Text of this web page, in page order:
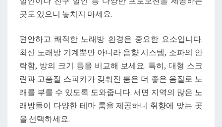
곳도 있으니 놓치지 마세요.
편안하고 쾌적한 노래방 환경은 중요한 요소입니다.
최신 노래방 기계뿐만 아니라 음향 시스템, 소파의 안
락함, 방의 크기 등을 비교해 보세요. 특히, 대형 스크
린과 고품질 스피커가 갖춰진 룸은 더 좋은 음질로 노
래를 부를 수 있도록 도와줍니다. 서면 지역의 많은 노
래방들이 다양한 테마 룸을 제공하니 취향에 맞는 곳
을 선택하세요.